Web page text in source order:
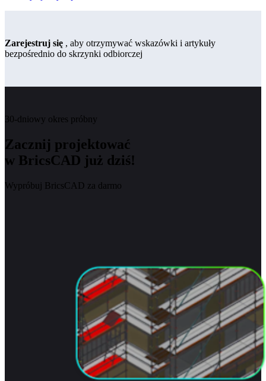
Zarejestruj się , aby otrzymywać wskazówki i artykuły
bezpośrednio do skrzynki odbiorczej
30-dniowy okres próbny
Zacznij projektować
w BricsCAD już dziś!
Wypróbuj BricsCAD za darmo